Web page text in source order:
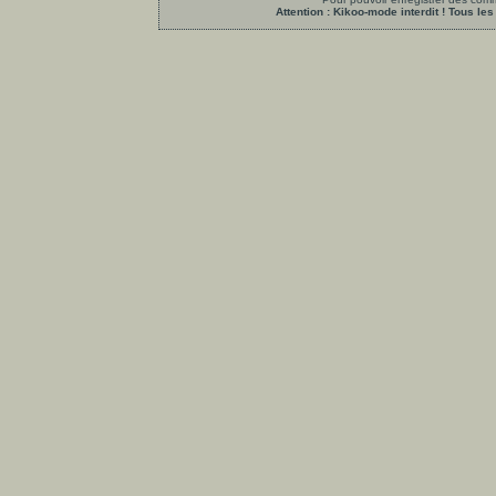
Attention : Kikoo-mode interdit ! Tous